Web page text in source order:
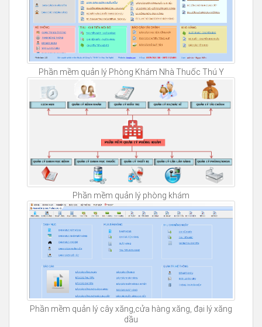
Phần mềm quản lý Phòng Khám Nhà Thuốc Thú Y
Phần mềm quản lý phòng khám
Phần mềm quản lý cây xăng,cửa hàng xăng, đại lý xăng
dầu